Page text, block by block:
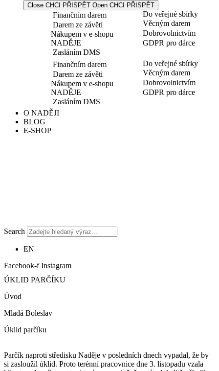
Close CHCI PŘISPĚT Open CHCI PŘISPĚT
Finančním darem
Darem ze závěti
Nákupem v e-shopu
NADĚJE
Zasláním DMS
Do veřejné sbírky
Věcným darem
Dobrovolnictvím
GDPR pro dárce
Finančním darem
Darem ze závěti
Nákupem v e-shopu
NADĚJE
Zasláním DMS
Do veřejné sbírky
Věcným darem
Dobrovolnictvím
GDPR pro dárce
O NADĚJI
BLOG
E-SHOP
Search
EN
Facebook-f Instagram
ÚKLID PARČÍKU
Úvod
Mladá Boleslav
Úklid parčíku
Parčík naproti středisku Naděje v posledních dnech vypadal, že by
si zasloužil úklid. Proto terénní pracovnice dne 3. listopadu vzala